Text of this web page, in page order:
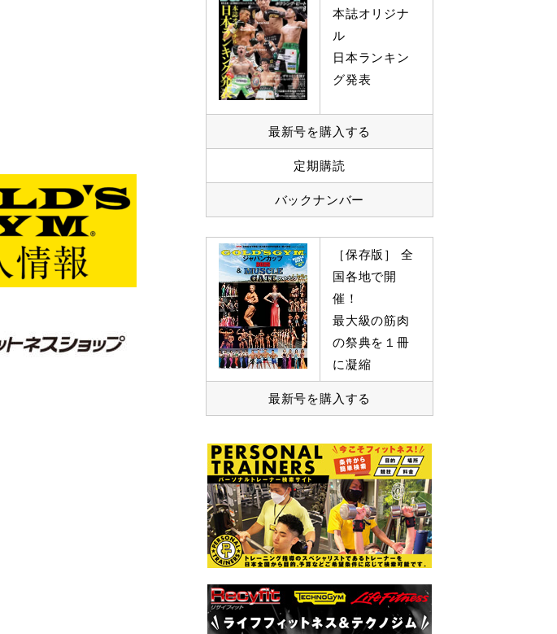
本誌オリジナ
ル
日本ランキン
グ発表
最新号を購入する
定期購読
バックナンバー
［保存版］ 全
国各地で開
催！
最大級の筋肉
の祭典を１冊
に凝縮
最新号を購入する